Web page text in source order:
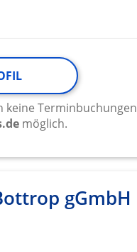
keine Terminbuchungen
möglich.
gGmbH